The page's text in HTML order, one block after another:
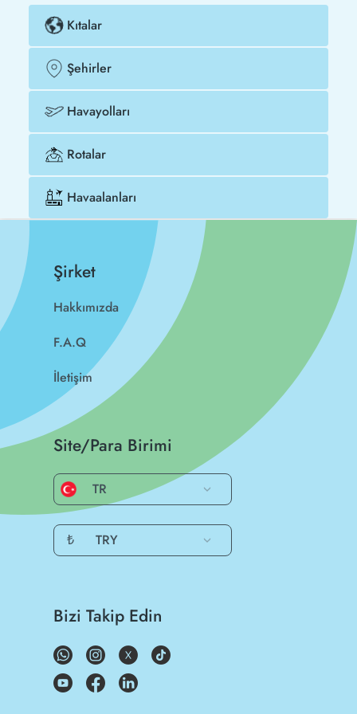
Kıtalar
Şehirler
Havayolları
Rotalar
Havaalanları
Şirket
Hakkımızda
F.A.Q
İletişim
Site/Para Birimi
TR
₺ TRY
Bizi Takip Edin